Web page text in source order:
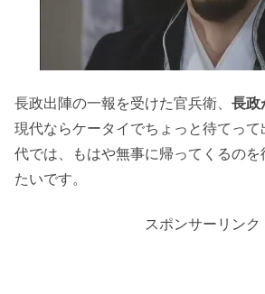
長政出陣の一報を受けた官兵衛、 長政
現代ならケータイでちょっと待てっ
代では、もはや無事に帰ってくるの
たいです。
スポンサーリンク